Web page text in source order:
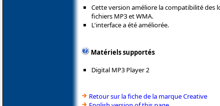
Cette version améliore la compatibilité des
fichiers MP3 et WMA.
L'interface a été améliorée.
Matériels supportés
Digital MP3 Player 2
Retour sur la fiche de la marque Creative